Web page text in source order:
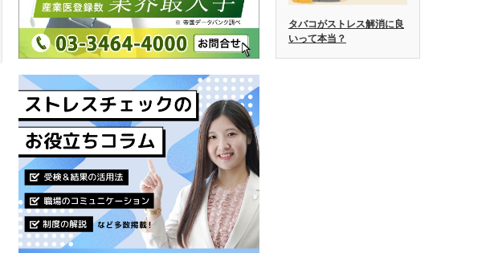
タバコがストレス解消に良
いって本当？